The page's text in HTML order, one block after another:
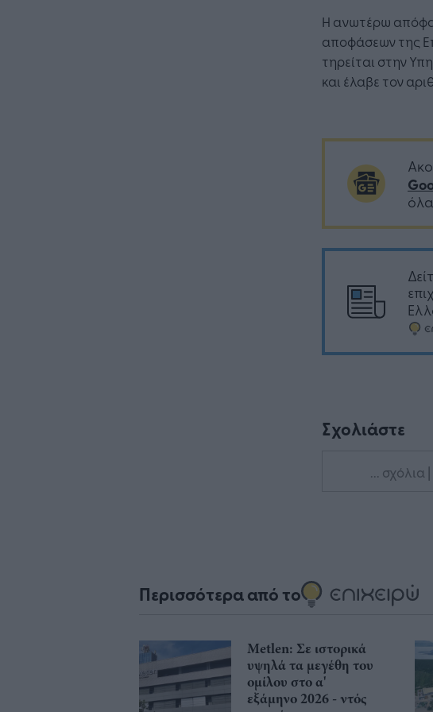
Η ανωτέρω
αποφάσεων της
τηρείται στην
και έλαβε τον
Σχολιάστε
... σχόλια
Περισσότερα από το
Μetlen: Σε ιστορικά
υψηλά τα μεγέθη του
ομίλου στο α'
εξάμηνο 2026 - ντός